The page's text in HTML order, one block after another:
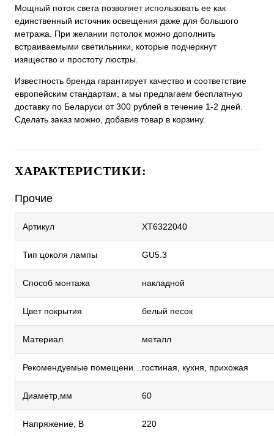
Мощный поток света позволяет использовать ее как
единственный источник освещения даже для большого
метража. При желании потолок можно дополнить
встраиваемыми светильники, которые подчеркнут
изящество и простоту люстры.
Известность бренда гарантирует качество и соответствие
европейским стандартам, а мы предлагаем бесплатную
доставку по Беларуси от 300 рублей в течение 1-2 дней.
Сделать заказ можно, добавив товар в корзину.
ХАРАКТЕРИСТИКИ:
Прочие
Артикул XT6322040
Тип цоколя лампы GU5.3
Способ монтажа накладной
Цвет покрытия белый песок
Материал металл
гостиная, кухня, прихожая
Диаметр,мм 60
Напряжение, В 220